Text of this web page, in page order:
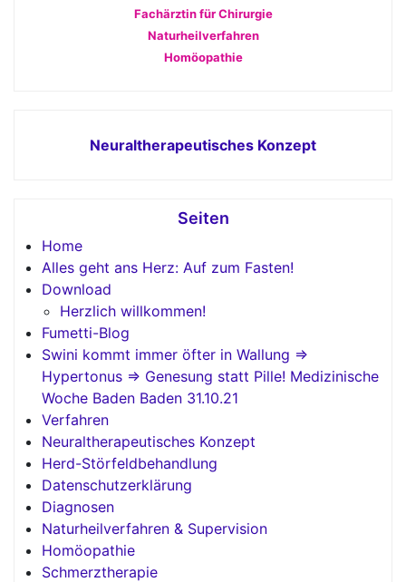
Fachärztin für Chirurgie
Naturheilverfahren
Homöopathie
Neuraltherapeutisches Konzept
Seiten
Home
Alles geht ans Herz: Auf zum Fasten!
Download
Herzlich willkommen!
Fumetti-Blog
Swini kommt immer öfter in Wallung =>
Hypertonus => Genesung statt Pille! Medizinische
Woche Baden Baden 31.10.21
Verfahren
Neuraltherapeutisches Konzept
Herd-Störfeldbehandlung
Datenschutzerklärung
Diagnosen
Naturheilverfahren & Supervision
Homöopathie
Schmerztherapie